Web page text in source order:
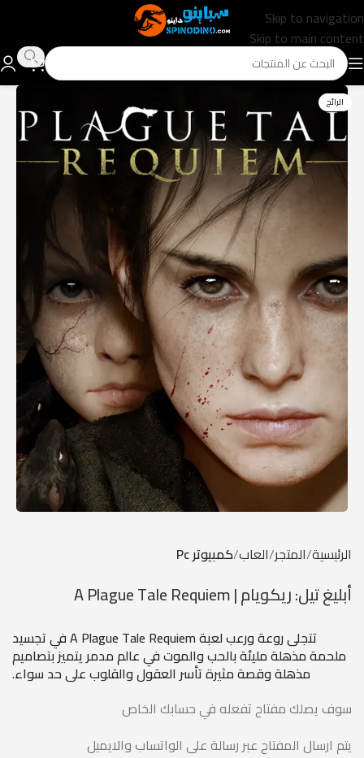
Skip to navigation
Skip to main content
الرائج
الرئيسية المتجر العاب كمبيوتر Pc
أبليغ تيل: ريكويام | A Plague Tale Requiem
تتجلى روعة ورعب لعبة A Plague Tale Requiem في تجسيد
ملحمة مذهلة مليئة بالحب والموت في عالم مدمر يتميز بتصاميم
مذهلة وقصة مثيرة تأسر العقول والقلوب على حد سواء.
سوف يصلك مفتاح تفعله في حسابك الخاص
يتم ارسال المفتاح عبر رسالة على الواتساب والايميل